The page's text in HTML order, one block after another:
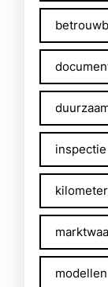
inspectie
modellen